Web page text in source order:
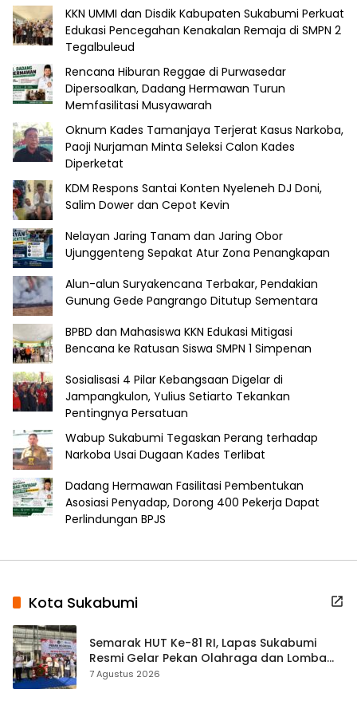
KKN UMMI dan Disdik Kabupaten Sukabumi Perkuat
Edukasi Pencegahan Kenakalan Remaja di SMPN 2
Tegalbuleud
Rencana Hiburan Reggae di Purwasedar
Dipersoalkan, Dadang Hermawan Turun
Memfasilitasi Musyawarah
Oknum Kades Tamanjaya Terjerat Kasus Narkoba,
Paoji Nurjaman Minta Seleksi Calon Kades
Diperketat
KDM Respons Santai Konten Nyeleneh DJ Doni,
Salim Dower dan Cepot Kevin
Nelayan Jaring Tanam dan Jaring Obor
Ujunggenteng Sepakat Atur Zona Penangkapan
Alun-alun Suryakencana Terbakar, Pendakian
Gunung Gede Pangrango Ditutup Sementara
BPBD dan Mahasiswa KKN Edukasi Mitigasi
Bencana ke Ratusan Siswa SMPN 1 Simpenan
Sosialisasi 4 Pilar Kebangsaan Digelar di
Jampangkulon, Yulius Setiarto Tekankan
Pentingnya Persatuan
Wabup Sukabumi Tegaskan Perang terhadap
Narkoba Usai Dugaan Kades Terlibat
Dadang Hermawan Fasilitasi Pembentukan
Asosiasi Penyadap, Dorong 400 Pekerja Dapat
Perlindungan BPJS
Kota Sukabumi
Semarak HUT Ke-81 RI, Lapas Sukabumi
Resmi Gelar Pekan Olahraga dan Lomba
Tradisional
7 Agustus 2026